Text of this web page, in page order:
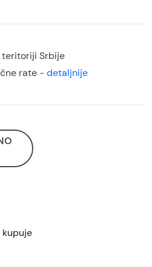
teritoriji Srbije
rate - detaljnije